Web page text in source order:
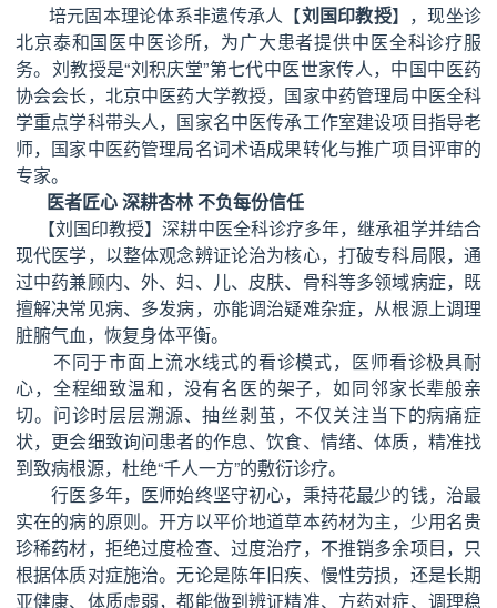
培元固本理论体系非遗传承人【刘国印教授】，现坐诊
北京泰和国医中医诊所，为广大患者提供中医全科诊疗服
务。刘教授是“刘积庆堂”第七代中医世家传人，中国中医药
协会会长，北京中医药大学教授，国家中药管理局中医全科
学重点学科带头人，国家名中医传承工作室建设项目指导老
师，国家中医药管理局名词术语成果转化与推广项目评审的
专家。
医者匠心 深耕杏林 不负每份信任
【刘国印教授】深耕中医全科诊疗多年，继承祖学并结合
现代医学，以整体观念辨证论治为核心，打破专科局限，通
过中药兼顾内、外、妇、儿、皮肤、骨科等多领域病症，既
擅解决常见病、多发病，亦能调治疑难杂症，从根源上调理
脏腑气血，恢复身体平衡。
不同于市面上流水线式的看诊模式，医师看诊极具耐
心，全程细致温和，没有名医的架子，如同邻家长辈般亲
切。问诊时层层溯源、抽丝剥茧，不仅关注当下的病痛症
状，更会细致询问患者的作息、饮食、情绪、体质，精准找
到致病根源，杜绝“千人一方”的敷衍诊疗。
行医多年，医师始终坚守初心，秉持花最少的钱，治最
实在的病的原则。开方以平价地道草本药材为主，少用名贵
珍稀药材，拒绝过度检查、过度治疗，不推销多余项目，只
根据体质对症施治。无论是陈年旧疾、慢性劳损，还是长期
亚健康、体质虚弱，都能做到辨证精准、方药对症、调理稳